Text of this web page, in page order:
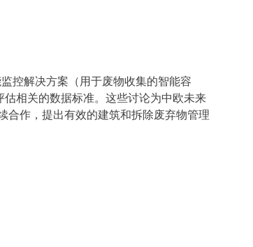
控解决方案（用于废物收集的智能容
相关的数据标准。这些讨论为中欧未来
合作，提出有效的建筑和拆除废弃物管理